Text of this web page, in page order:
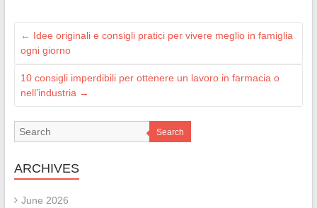
← Idee originali e consigli pratici per vivere meglio in famiglia
ogni giorno
10 consigli imperdibili per ottenere un lavoro in farmacia o
nell’industria →
Search
ARCHIVES
June 2026